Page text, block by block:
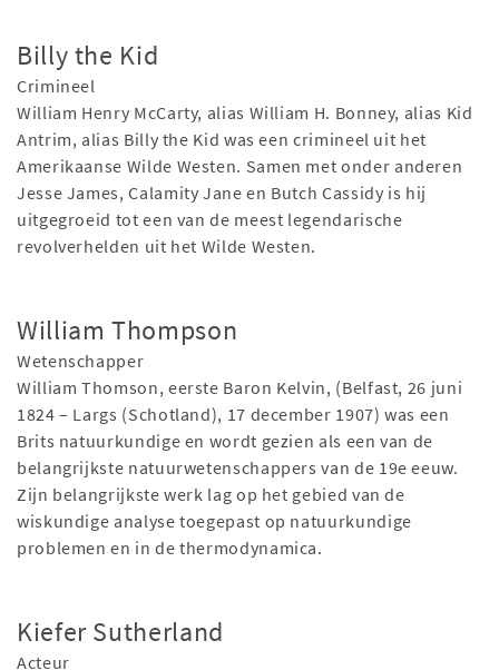
Billy the Kid
Crimineel
William Henry McCarty, alias William H. Bonney, alias Kid
Antrim, alias Billy the Kid was een crimineel uit het
Amerikaanse Wilde Westen. Samen met onder anderen
Jesse James, Calamity Jane en Butch Cassidy is hij
uitgegroeid tot een van de meest legendarische
revolverhelden uit het Wilde Westen.
William Thompson
Wetenschapper
William Thomson, eerste Baron Kelvin, (Belfast, 26 juni
1824 – Largs (Schotland), 17 december 1907) was een
Brits natuurkundige en wordt gezien als een van de
belangrijkste natuurwetenschappers van de 19e eeuw.
Zijn belangrijkste werk lag op het gebied van de
wiskundige analyse toegepast op natuurkundige
problemen en in de thermodynamica.
Kiefer Sutherland
Acteur